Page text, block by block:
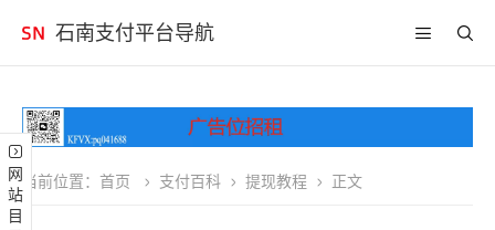
石南支付平台导航
网站目录 当前位置： 首页 支付百科 提现教程 正文